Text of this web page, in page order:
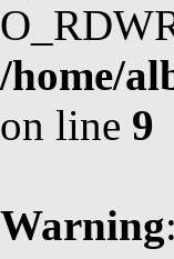
/home/
on line 9
Warning